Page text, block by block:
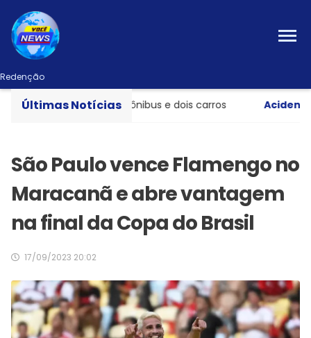
Redenção
Últimas Notícias
entre caminhão, ônibus e dois carros Acidente
São Paulo vence Flamengo no
Maracanã e abre vantagem
na final da Copa do Brasil
17/09/2023 20:02